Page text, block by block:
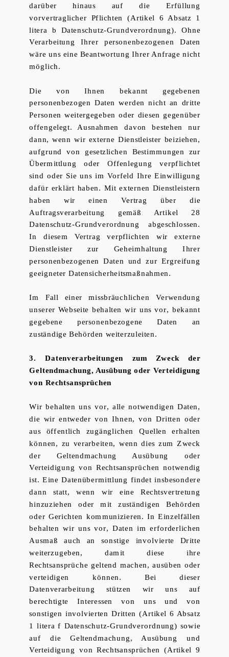
darüber hinaus auf die Erfüllung
vorvertraglicher Pflichten (Artikel 6 Absatz 1
litera b Datenschutz-Grundverordnung). Ohne
Verarbeitung Ihrer personenbezogenen Daten
wäre uns eine Beantwortung Ihrer Anfrage nicht
möglich.
Die von Ihnen bekannt gegebenen
personenbezogen Daten werden nicht an dritte
Personen weitergegeben oder diesen gegenüber
offengelegt. Ausnahmen davon bestehen nur
dann, wenn wir externe Dienstleister beiziehen,
aufgrund von gesetzlichen Bestimmungen zur
Übermittlung oder Offenlegung verpflichtet
sind oder Sie uns im Vorfeld Ihre Einwilligung
dafür erklärt haben. Mit externen Dienstleistern
haben wir einen Vertrag über die
Auftragsverarbeitung gemäß Artikel 28
Datenschutz-Grundverordnung abgeschlossen.
In diesem Vertrag verpflichten wir externe
Dienstleister zur Geheimhaltung Ihrer
personenbezogenen Daten und zur Ergreifung
geeigneter Datensicherheitsmaßnahmen.
Im Fall einer missbräuchlichen Verwendung
unserer Webseite behalten wir uns vor, bekannt
gegebene personenbezogene Daten an
zuständige Behörden weiterzuleiten.
3. Datenverarbeitungen zum Zweck der
Geltendmachung, Ausübung oder Verteidigung
von Rechtsansprüchen
Wir behalten uns vor, alle notwendigen Daten,
die wir entweder von Ihnen, von Dritten oder
aus öffentlich zugänglichen Quellen erhalten
können, zu verarbeiten, wenn dies zum Zweck
der Geltendmachung Ausübung oder
Verteidigung von Rechtsansprüchen notwendig
ist. Eine Datenübermittlung findet insbesondere
dann statt, wenn wir eine Rechtsvertretung
hinzuziehen oder mit zuständigen Behörden
oder Gerichten kommunizieren. In Einzelfällen
behalten wir uns vor, Daten im erforderlichen
Ausmaß auch an sonstige involvierte Dritte
weiterzugeben, damit diese ihre
Rechtsansprüche geltend machen, ausüben oder
verteidigen können. Bei dieser
Datenverarbeitung stützen wir uns auf
berechtigte Interessen von uns und von
sonstigen involvierten Dritten (Artikel 6 Absatz
1 litera f Datenschutz-Grundverordnung) sowie
auf die Geltendmachung, Ausübung und
Verteidigung von Rechtsansprüchen (Artikel 9